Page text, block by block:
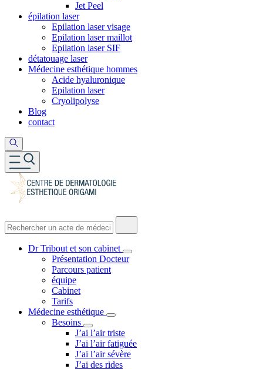
Jet Peel
épilation laser
Epilation laser visage
Epilation laser maillot
Epilation laser SIF
détatouage laser
Médecine esthétique hommes
Acide hyaluronique
Epilation laser
Cryolipolyse
Blog
contact
Dr Tribout et son cabinet
Présentation Docteur
Parcours patient
équipe
Cabinet
Tarifs
Médecine esthétique
Besoins
J’ai l’air triste
J’ai l’air fatiguée
J’ai l’air sévère
J’ai des rides